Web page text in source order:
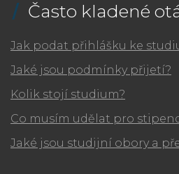
Často kladené
Jak podat přihlášku ke
Jaké jsou podmínky přijetí?
Kolik stojí studium?
Co musím udělat pro
Jaké jsou studijní obory a